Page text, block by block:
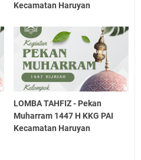
Kecamatan Haruyan
LOMBA TAHFIZ - Pekan
Muharram 1447 H KKG PAI
Kecamatan Haruyan